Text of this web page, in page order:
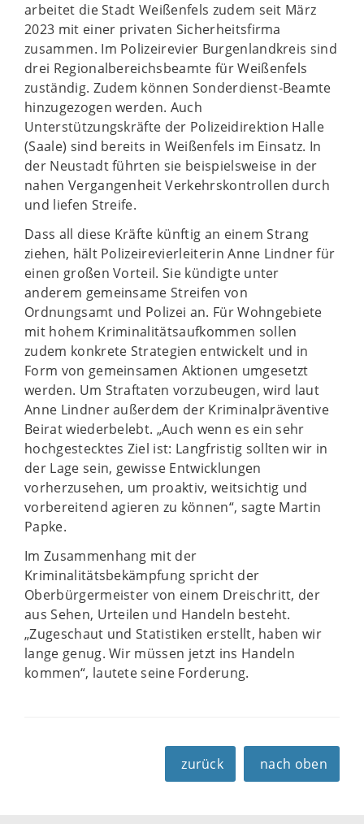
arbeitet die Stadt Weißenfels zudem seit März
2023 mit einer privaten Sicherheitsfirma
zusammen. Im Polizeirevier Burgenlandkreis sind
drei Regionalbereichsbeamte für Weißenfels
zuständig. Zudem können Sonderdienst-Beamte
hinzugezogen werden. Auch
Unterstützungskräfte der Polizeidirektion Halle
(Saale) sind bereits in Weißenfels im Einsatz. In
der Neustadt führten sie beispielsweise in der
nahen Vergangenheit Verkehrskontrollen durch
und liefen Streife.
Dass all diese Kräfte künftig an einem Strang
ziehen, hält Polizeirevierleiterin Anne Lindner für
einen großen Vorteil. Sie kündigte unter
anderem gemeinsame Streifen von
Ordnungsamt und Polizei an. Für Wohngebiete
mit hohem Kriminalitätsaufkommen sollen
zudem konkrete Strategien entwickelt und in
Form von gemeinsamen Aktionen umgesetzt
werden. Um Straftaten vorzubeugen, wird laut
Anne Lindner außerdem der Kriminalpräventive
Beirat wiederbelebt. „Auch wenn es ein sehr
hochgestecktes Ziel ist: Langfristig sollten wir in
der Lage sein, gewisse Entwicklungen
vorherzusehen, um proaktiv, weitsichtig und
vorbereitend agieren zu können“, sagte Martin
Papke.
Im Zusammenhang mit der
Kriminalitätsbekämpfung spricht der
Oberbürgermeister von einem Dreischritt, der
aus Sehen, Urteilen und Handeln besteht.
„Zugeschaut und Statistiken erstellt, haben wir
lange genug. Wir müssen jetzt ins Handeln
kommen“, lautete seine Forderung.
zurück nach oben